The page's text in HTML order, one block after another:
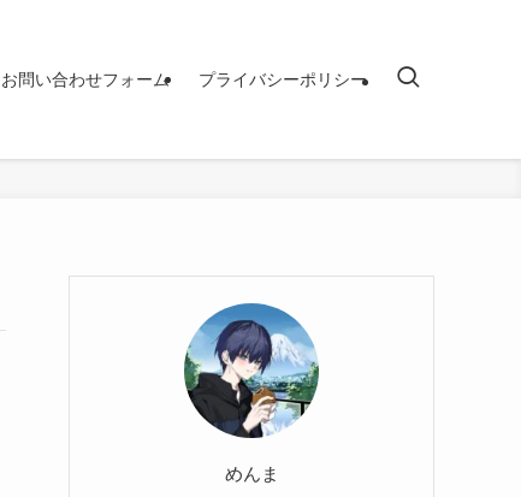
お問い合わせフォーム プライバシーポリシー
めんま